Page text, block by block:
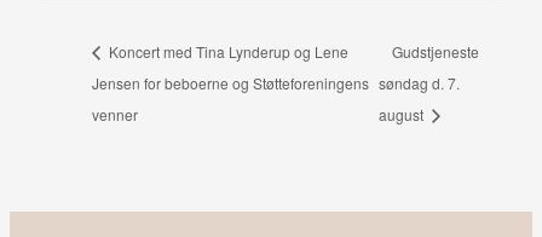
Koncert med Tina Lynderup og Lene
Jensen for beboerne og Støtteforeningens
venner
Gudstjeneste
søndag d. 7.
august